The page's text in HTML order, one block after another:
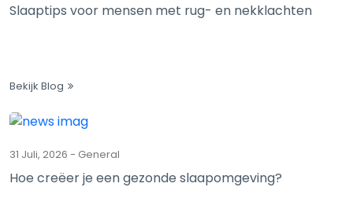
Slaaptips voor mensen met rug- en nekklachten
Bekijk Blog
31 Juli, 2026 - General
Hoe creëer je een gezonde slaapomgeving?